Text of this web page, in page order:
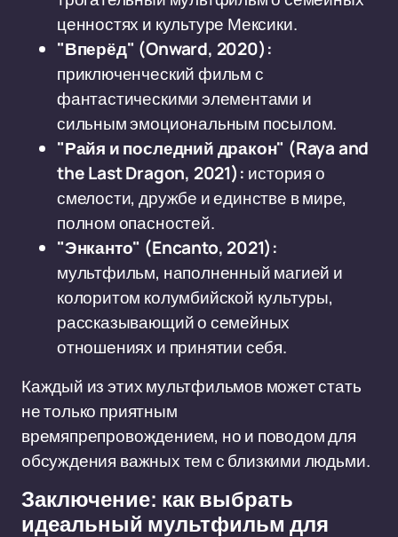
ценностях и культуре Мексики.
"Вперёд" (Onward, 2020):
приключенческий фильм с
фантастическими элементами и
сильным эмоциональным посылом.
"Райя и последний дракон" (Raya and
the Last Dragon, 2021): история о
смелости, дружбе и единстве в мире,
полном опасностей.
"Энканто" (Encanto, 2021):
мультфильм, наполненный магией и
колоритом колумбийской культуры,
рассказывающий о семейных
отношениях и принятии себя.
Каждый из этих мультфильмов может стать
не только приятным
времяпрепровождением, но и поводом для
обсуждения важных тем с близкими людьми.
Заключение: как выбрать
идеальный мультфильм для